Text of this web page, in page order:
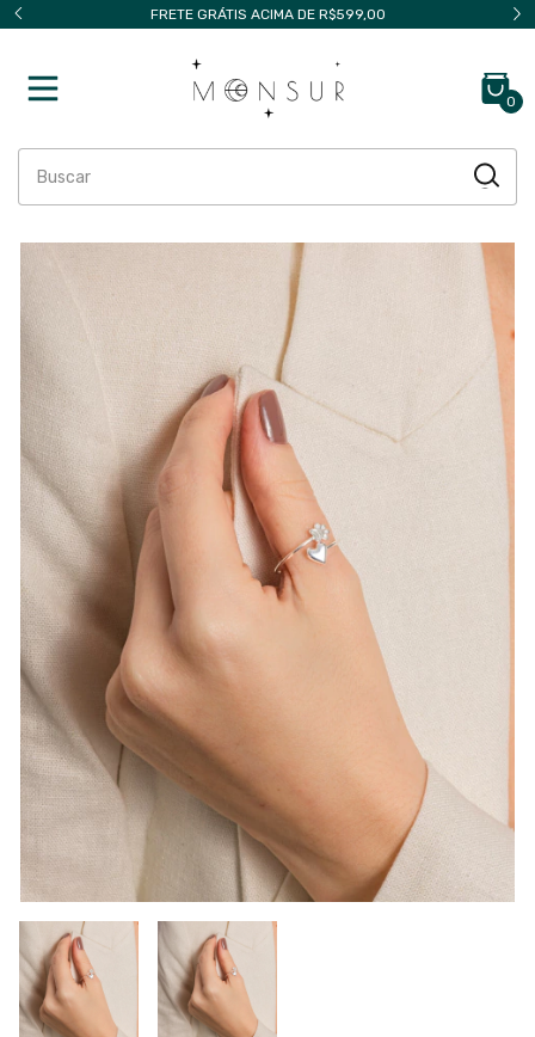
FRETE GRÁTIS ACIMA DE R$599,00
0